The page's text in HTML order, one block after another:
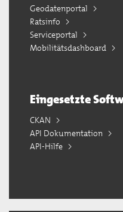
Geodatenportal
Ratsinfo
Serviceportal
Mobilitätsdashboard
Eingesetzte
CKAN
API Dokumentation
API-Hilfe